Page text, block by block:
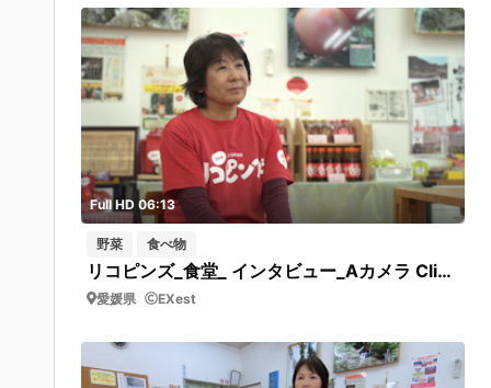
Full HD 06:13
野菜 食べ物
リコピンズ_食堂_ インタビュー_Aカメラ Clip0168 冨城さんインタビュー
愛媛県 EXest